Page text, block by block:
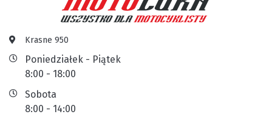
Krasne 950
Poniedziałek - Piątek
8:00 - 18:00
Sobota
8:00 - 14:00